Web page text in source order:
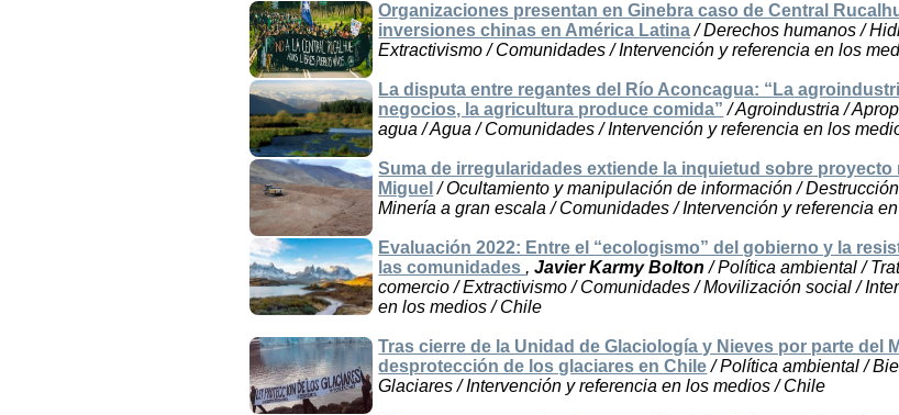
Organizaciones presentan en Ginebra caso de Central
inversiones chinas en América Latina/ Derechos humanos /
Extractivismo / Comunidades / Intervención y referencia en los
La disputa entre regantes del Río Aconcagua: “La
negocios, la agricultura produce comida” / Agroindustria /
agua / Agua / Comunidades / Intervención y referencia en los
Suma de irregularidades extiende la inquietud sobre proyecto
Miguel / Ocultamiento y manipulación de información /
Minería a gran escala / Comunidades / Intervención y referencia
Evaluación 2022: Entre el “ecologismo” del gobierno y la
las comunidades ,Javier Karmy Bolton / Política ambiental /
comercio / Extractivismo / Comunidades / Movilización social /
en los medios / Chile
Tras cierre de la Unidad de Glaciología y Nieves por parte del
desprotección de los glaciares en Chile/ Política ambiental /
Glaciares / Intervención y referencia en los medios / Chile